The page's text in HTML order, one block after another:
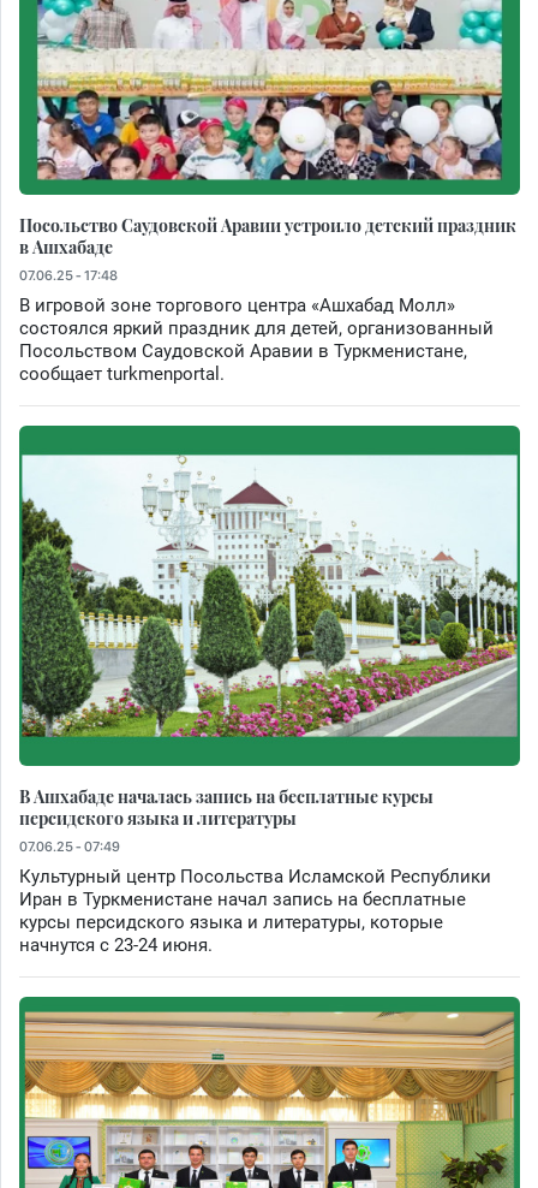
Посольство Саудовской Аравии устроило детский праздник
в Ашхабаде
07.06.25 - 17:48
В игровой зоне торгового центра «Ашхабад Молл»
состоялся яркий праздник для детей, организованный
Посольством Саудовской Аравии в Туркменистане,
сообщает turkmenportal.
В Ашхабаде началась запись на бесплатные курсы
персидского языка и литературы
07.06.25 - 07:49
Культурный центр Посольства Исламской Республики
Иран в Туркменистане начал запись на бесплатные
курсы персидского языка и литературы, которые
начнутся с 23-24 июня.